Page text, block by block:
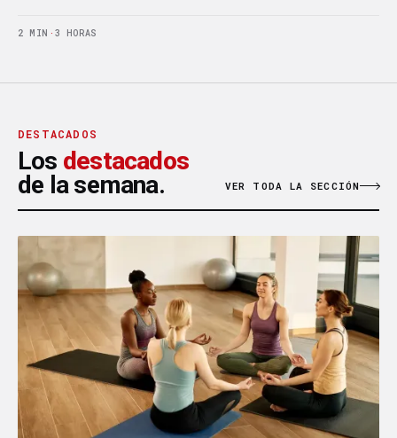
2 MIN · 3 HORAS
DESTACADOS
Los destacados
de la semana.
VER TODA LA SECCIÓN